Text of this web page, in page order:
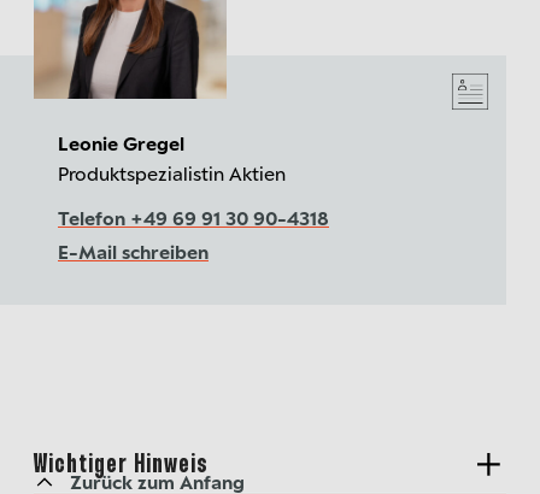
Leonie Gregel
Produktspezialistin Aktien
Telefon +49 69 91 30 90-4318
E-Mail schreiben
Wichtiger Hinweis
Zurück zum Anfang